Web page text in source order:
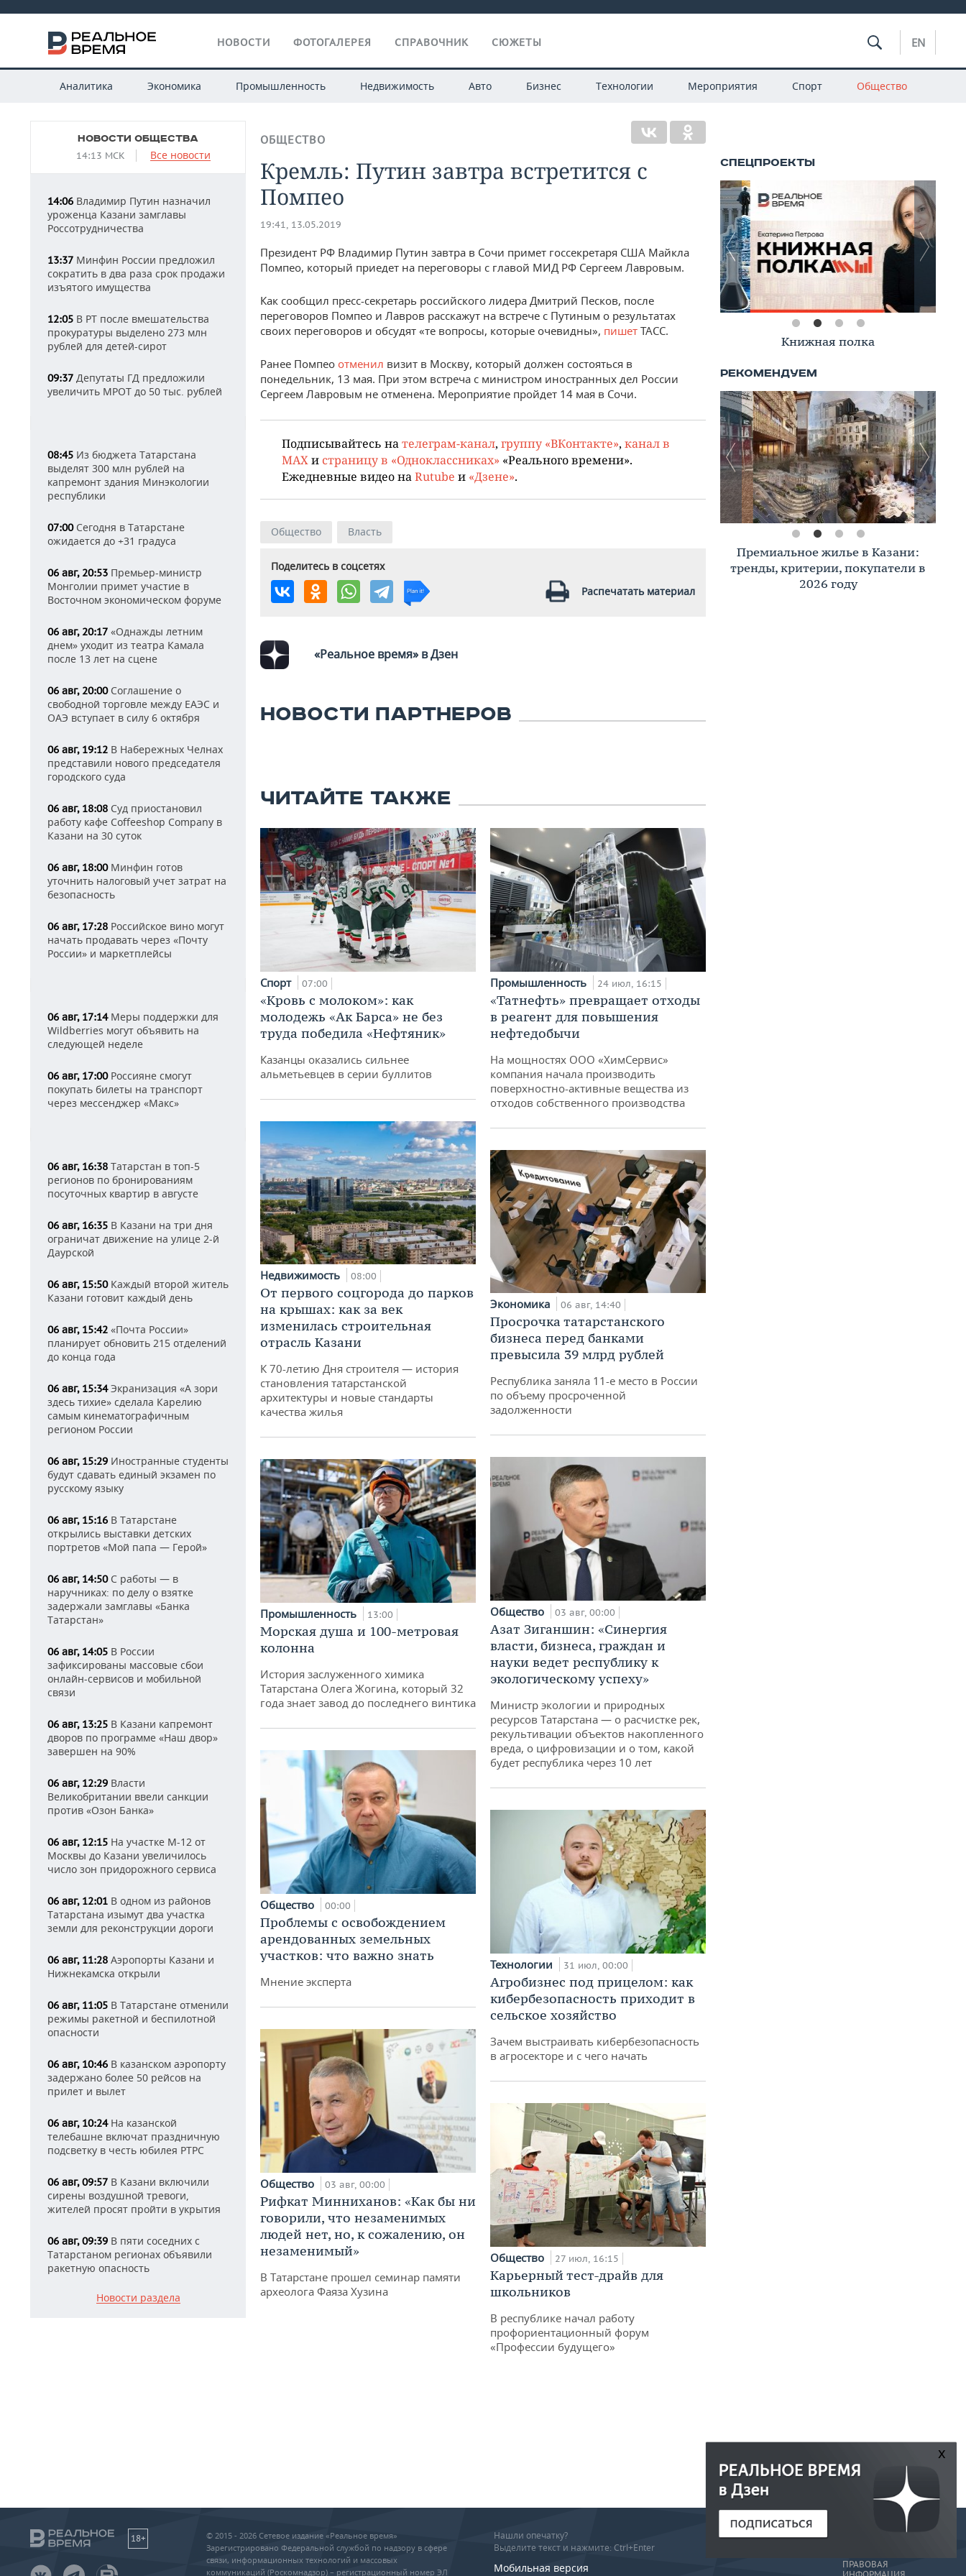
НОВОСТИ ФОТОГАЛЕРЕЯ СПРАВОЧНИК СЮЖЕТЫ EN
Аналитика Экономика Промышленность Недвижимость Авто Бизнес Технологии Мероприятия Спорт Общество
НОВОСТИ ОБЩЕСТВА
14:13 МСК Все новости
14:06 Владимир Путин назначил
уроженца Казани замглавы
Россотрудничества
13:37 Минфин России предложил
сократить в два раза срок продажи
изъятого имущества
12:05 В РТ после вмешательства
прокуратуры выделено 273 млн
рублей для детей-сирот
09:37 Депутаты ГД предложили
увеличить МРОТ до 50 тыс. рублей
08:45 Из бюджета Татарстана
выделят 300 млн рублей на
капремонт здания Минэкологии
республики
07:00Сегодня в Татарстане
ожидается до +31 градуса
06 авг, 20:53 Премьер-министр
Монголии примет участие в
Восточном экономическом форуме
06 авг, 20:17 «Однажды летним
днем» уходит из театра Камала
после 13 лет на сцене
06 авг, 20:00Соглашение о
свободной торговле между ЕАЭС и
ОАЭ вступает в силу 6 октября
06 авг, 19:12 В Набережных Челнах
представили нового председателя
городского суда
06 авг, 18:08 Суд приостановил
работу кафе Coffeeshop Company в
Казани на 30 суток
06 авг, 18:00Минфин готов
уточнить налоговый учет затрат на
безопасность
06 авг, 17:28 Российское вино могут
начать продавать через «Почту
России» и маркетплейсы
06 авг, 17:14Меры поддержки для
Wildberries могут объявить на
следующей неделе
06 авг, 17:00Россияне смогут
покупать билеты на транспорт
через мессенджер «Макс»
06 авг, 16:38 Татарстан в топ-5
регионов по бронированиям
посуточных квартир в августе
06 авг, 16:35 В Казани на три дня
ограничат движение на улице 2-й
Даурской
06 авг, 15:50Каждый второй житель
Казани готовит каждый день
06 авг, 15:42 «Почта России»
планирует обновить 215 отделений
до конца года
06 авг, 15:34Экранизация «А зори
здесь тихие» сделала Карелию
самым кинематографичным
регионом России
06 авг, 15:29 Иностранные студенты
будут сдавать единый экзамен по
русскому языку
06 авг, 15:16 В Татарстане
открылись выставки детских
портретов «Мой папа — Герой»
06 авг, 14:50С работы — в
наручниках: по делу о взятке
задержали замглавы «Банка
Татарстан»
06 авг, 14:05 В России
зафиксированы массовые сбои
онлайн-сервисов и мобильной
связи
06 авг, 13:25 В Казани капремонт
дворов по программе «Наш двор»
завершен на 90%
06 авг, 12:29 Власти
Великобритании ввели санкции
против «Озон Банка»
06 авг, 12:15 На участке М-12 от
Москвы до Казани увеличилось
число зон придорожного сервиса
06 авг, 12:01 В одном из районов
Татарстана изымут два участка
земли для реконструкции дороги
06 авг, 11:28 Аэропорты Казани и
Нижнекамска открыли
06 авг, 11:05 В Татарстане отменили
режимы ракетной и беспилотной
опасности
06 авг, 10:46 В казанском аэропорту
задержано более 50 рейсов на
прилет и вылет
06 авг, 10:24На казанской
телебашне включат праздничную
подсветку в честь юбилея РТРС
06 авг, 09:57 В Казани включили
сирены воздушной тревоги,
жителей просят пройти в укрытия
06 авг, 09:39 В пяти соседних с
Татарстаном регионах объявили
ракетную опасность
Новости раздела
ОБЩЕСТВО
Кремль: Путин завтра встретится с
Помпео
19:41, 13.05.2019
Президент РФ Владимир Путин завтра в Сочи примет госсекретаря США Майкла
Помпео, который приедет на переговоры с главой МИД РФ Сергеем Лавровым.
Как сообщил пресс-секретарь российского лидера Дмитрий Песков, после
переговоров Помпео и Лавров расскажут на встрече с Путиным о результатах
своих переговоров и обсудят «те вопросы, которые очевидны», пишет ТАСС.
Ранее Помпео отменил визит в Москву, который должен состояться в
понедельник, 13 мая. При этом встреча с министром иностранных дел России
Сергеем Лавровым не отменена. Мероприятие пройдет 14 мая в Сочи.
Подписывайтесь на телеграм-канал, группу «ВКонтакте», канал в
MAX и страницу в «Одноклассниках» «Реального времени».
Ежедневные видео на Rutube и «Дзене».
Общество Власть
Поделитесь в соцсетях
Распечатать материал
«Реальное время» в Дзен
НОВОСТИ ПАРТНЕРОВ
ЧИТАЙТЕ ТАКЖЕ
Спорт 07:00
«Кровь с молоком»: как
молодежь «Ак Барса» не без
труда победила «Нефтяник»
Казанцы оказались сильнее
альметьевцев в серии буллитов
Недвижимость 08:00
От первого соцгорода до парков
на крышах: как за век
изменилась строительная
отрасль Казани
К 70-летию Дня строителя — история
становления татарстанской
архитектуры и новые стандарты
качества жилья
Промышленность 13:00
Морская душа и 100-метровая
колонна
История заслуженного химика
Татарстана Олега Жогина, который 32
года знает завод до последнего винтика
Общество 00:00
Проблемы с освобождением
арендованных земельных
участков: что важно знать
Мнение эксперта
Общество 03 авг, 00:00
Рифкат Минниханов: «Как бы ни
говорили, что незаменимых
людей нет, но, к сожалению, он
незаменимый»
В Татарстане прошел семинар памяти
археолога Фаяза Хузина
Промышленность 24 июл, 16:15
«Татнефть» превращает отходы
в реагент для повышения
нефтедобычи
На мощностях ООО «ХимСервис»
компания начала производить
поверхностно-активные вещества из
отходов собственного производства
Экономика 06 авг, 14:40
Просрочка татарстанского
бизнеса перед банками
превысила 39 млрд рублей
Республика заняла 11-е место в России
по объему просроченной
задолженности
Общество 03 авг, 00:00
Азат Зиганшин: «Синергия
власти, бизнеса, граждан и
науки ведет республику к
экологическому успеху»
Министр экологии и природных
ресурсов Татарстана — о расчистке рек,
рекультивации объектов накопленного
вреда, о цифровизации и о том, какой
будет республика через 10 лет
Технологии 31 июл, 00:00
Агробизнес под прицелом: как
кибербезопасность приходит в
сельское хозяйство
Зачем выстраивать кибербезопасность
в агросекторе и с чего начать
Общество 27 июл, 16:15
Карьерный тест-драйв для
школьников
В республике начал работу
профориентационный форум
«Профессии будущего»
Книжная полка
Премиальное жилье в Казани:
тренды, критерии, покупатели в
2026 году
18+
© 2015 - 2026 Сетевое издание «Реальное время»
Зарегистрировано Федеральной службой по надзору в сфере
связи, информационных технологий и массовых
коммуникаций (Роскомнадзор) – регистрационный номер ЭЛ
Нашли опечатку?
Выделите текст и нажмите: Ctrl+Enter
Мобильная версия
ПРАВОВАЯ
x